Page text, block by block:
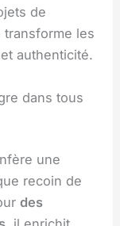
de
les
authenticité.
dans tous
une
recoin de
des